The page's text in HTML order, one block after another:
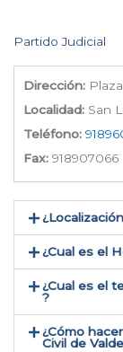
Partido Judicial
Dirección:
Localidad: San
Teléfono:
Fax: 918907066
¿Cual es el
¿Cual es el
?
¿Cómo
Civil de